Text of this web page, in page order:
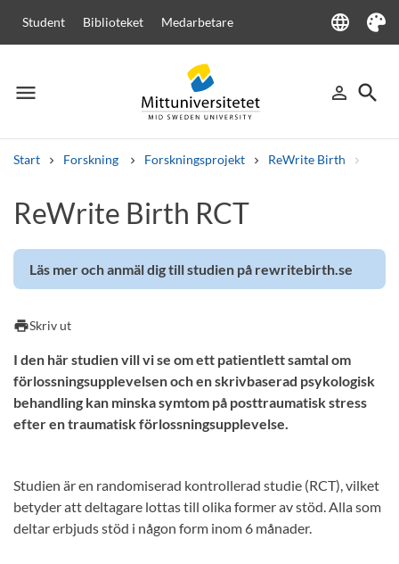
Student Biblioteket Medarbetare language
Language
Tema
menu
Meny person_outline
Logga in
search
Sök
Start Forskning Forskningsprojekt ReWrite Birth
Andra söktjänster
Kurser och programKursplanerVälkomstbrevPersonal
Lediga jobb
ReWrite Birth RCT
Läs mer och anmäl dig till studien på rewritebirth.se
printSkriv ut
I den här studien vill vi se om ett patientlett samtal om
förlossningsupplevelsen och en skrivbaserad psykologisk
behandling kan minska symtom på posttraumatisk stress
efter en traumatisk förlossningsupplevelse.
Studien är en randomiserad kontrollerad studie (RCT), vilket
betyder att deltagare lottas till olika former av stöd. Alla som
deltar erbjuds stöd i någon form inom 6 månader.